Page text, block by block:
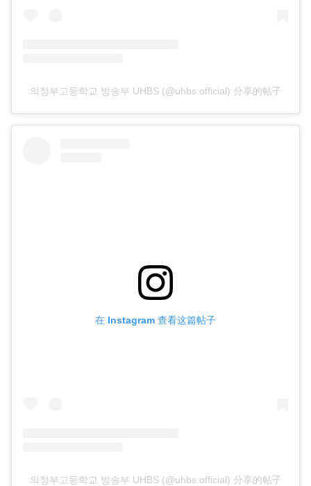
의정부고등학교 방송부 UHBS (@uhbs.official) 分享的帖子
在 Instagram 查看这篇帖子
의정부고등학교 방송부 UHBS (@uhbs.official) 分享的帖子